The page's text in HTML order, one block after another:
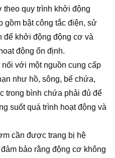
theo quy trình khởi động
gồm bật công tắc điện, sử
để khởi động động cơ và
động ổn định.
nối với một nguồn cung cấp
như hồ, sông, bể chứa,
trong bình chứa phải đủ để
suốt quá trình hoạt động và
cần được trang bị hệ
bảo rằng động cơ không